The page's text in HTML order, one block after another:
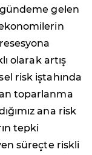
gelen
olarak artış
risk iştahında
toparlanma
ana risk
tepki
süreçte riskli